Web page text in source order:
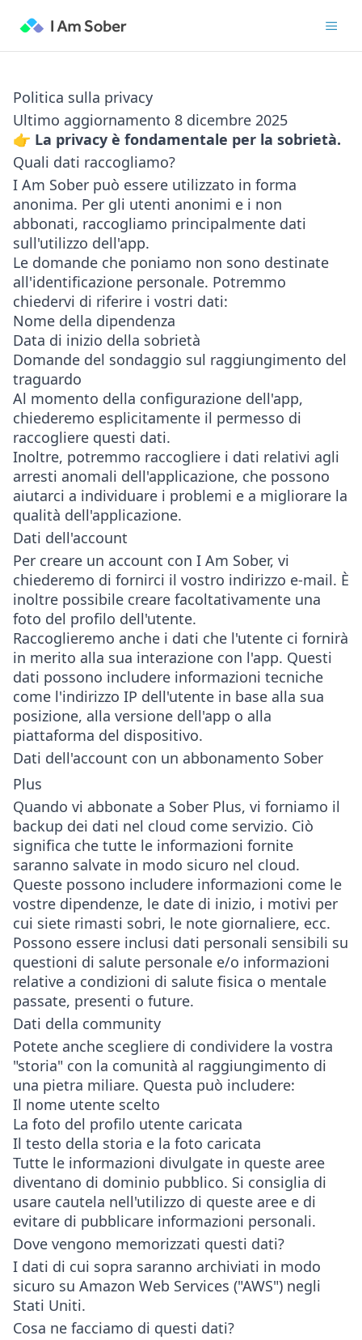
Politica sulla privacy
Ultimo aggiornamento 8 dicembre 2025
👉 La privacy è fondamentale per la sobrietà.
Quali dati raccogliamo?
I Am Sober può essere utilizzato in forma
anonima. Per gli utenti anonimi e i non
abbonati, raccogliamo principalmente dati
sull'utilizzo dell'app.
Le domande che poniamo non sono destinate
all'identificazione personale. Potremmo
chiedervi di riferire i vostri dati:
Nome della dipendenza
Data di inizio della sobrietà
Domande del sondaggio sul raggiungimento del
traguardo
Al momento della configurazione dell'app,
chiederemo esplicitamente il permesso di
raccogliere questi dati.
Inoltre, potremmo raccogliere i dati relativi agli
arresti anomali dell'applicazione, che possono
aiutarci a individuare i problemi e a migliorare la
qualità dell'applicazione.
Dati dell'account
Per creare un account con I Am Sober, vi
chiederemo di fornirci il vostro indirizzo e-mail. È
inoltre possibile creare facoltativamente una
foto del profilo dell'utente.
Raccoglieremo anche i dati che l'utente ci fornirà
in merito alla sua interazione con l'app. Questi
dati possono includere informazioni tecniche
come l'indirizzo IP dell'utente in base alla sua
posizione, alla versione dell'app o alla
piattaforma del dispositivo.
Dati dell'account con un abbonamento Sober
Plus
Quando vi abbonate a Sober Plus, vi forniamo il
backup dei dati nel cloud come servizio. Ciò
significa che tutte le informazioni fornite
saranno salvate in modo sicuro nel cloud.
Queste possono includere informazioni come le
vostre dipendenze, le date di inizio, i motivi per
cui siete rimasti sobri, le note giornaliere, ecc.
Possono essere inclusi dati personali sensibili su
questioni di salute personale e/o informazioni
relative a condizioni di salute fisica o mentale
passate, presenti o future.
Dati della community
Potete anche scegliere di condividere la vostra
"storia" con la comunità al raggiungimento di
una pietra miliare. Questa può includere:
Il nome utente scelto
La foto del profilo utente caricata
Il testo della storia e la foto caricata
Tutte le informazioni divulgate in queste aree
diventano di dominio pubblico. Si consiglia di
usare cautela nell'utilizzo di queste aree e di
evitare di pubblicare informazioni personali.
Dove vengono memorizzati questi dati?
I dati di cui sopra saranno archiviati in modo
sicuro su Amazon Web Services ("AWS") negli
Stati Uniti.
Cosa ne facciamo di questi dati?